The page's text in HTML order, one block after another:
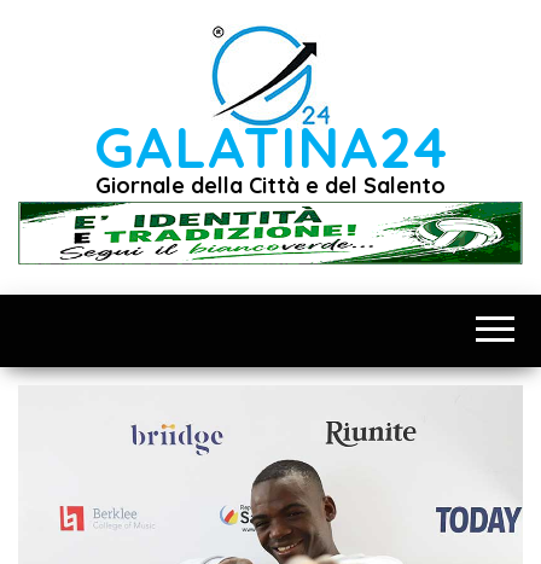
GALATINA24
Giornale della Città e del Salento